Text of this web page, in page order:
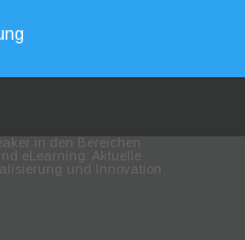
in den Bereichen
eLearning. Aktuelle
und Innovation.